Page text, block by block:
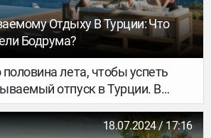
Отдыху В Турции: Что
Бодрума?
лета, чтобы успеть
отпуск в Турции. В
сегодня — самые яркие
от турецких отелей.
18.07.2024 / 17:16